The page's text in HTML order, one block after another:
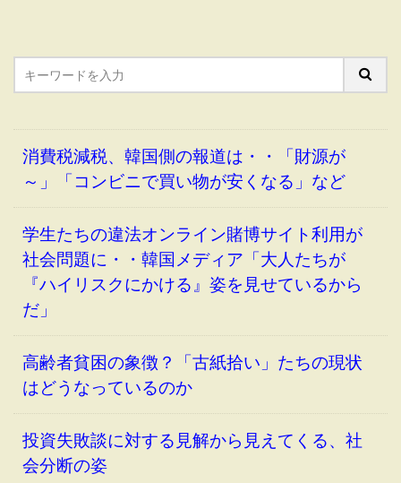
消費税減税、韓国側の報道は・・「財源が
～」「コンビニで買い物が安くなる」など
学生たちの違法オンライン賭博サイト利用が
社会問題に・・韓国メディア「大人たちが
『ハイリスクにかける』姿を見せているから
だ」
高齢者貧困の象徴？「古紙拾い」たちの現状
はどうなっているのか
投資失敗談に対する見解から見えてくる、社
会分断の姿